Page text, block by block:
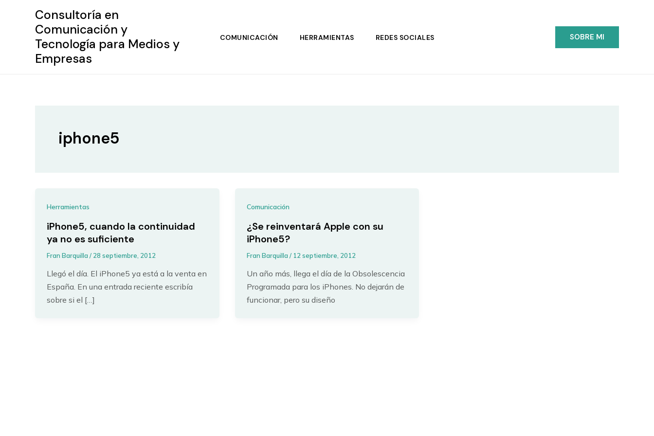
Consultoría en
Comunicación y
Tecnología para Medios y
Empresas
COMUNICACIÓN HERRAMIENTAS REDES SOCIALES SOBRE MI
iphone5
Herramientas
iPhone5, cuando la continuidad
ya no es suficiente
Fran Barquilla/ 28 septiembre, 2012
Llegó el día. El iPhone5 ya está a la venta en
España. En una entrada reciente escribía
sobre si el […]
Comunicación
¿Se reinventará Apple con su
iPhone5?
Fran Barquilla/ 12 septiembre, 2012
Un año más, llega el día de la Obsolescencia
Programada para los iPhones. No dejarán de
funcionar, pero su diseño